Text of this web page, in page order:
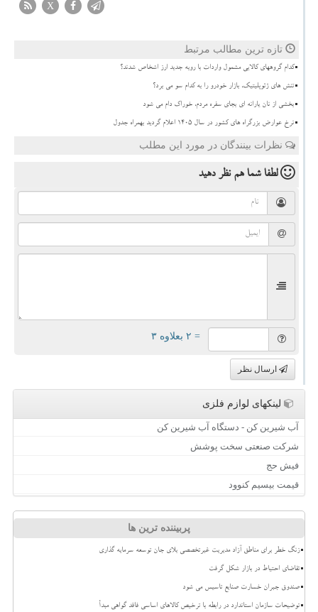
X
تازه ترین مطالب مرتبط
کدام گروههای کالایی مشمول واردات با رویه جدید ارز اشخاص شدند؟
تنش های ژئوپلیتیک، بازار خودرو را به کدام سو می برد؟
بخشی از نان یارانه ای بجای سفره مردم، خوراک دام می شود
نرخ عوارض بزرگراه های کشور در سال ۱۴۰۵ اعلام گردید بهمراه جدول
نظرات بینندگان در مورد این مطلب
لطفا شما همنظر دهید
= ۲ بعلاوه ۳
ارسال نظر
لینکهای لوازم فلزی
آب شیرین کن - دستگاه آب شیرین کن
شرکت صنعتی سخت پوشش
فیش حج
قیمت بیسیم کنوود
پربیننده ترین ها
زنگ خطر برای مناطق آزاد مدیریت غیرتخصصی بلای جان توسعه سرمایه گذاری
تقاضای احتیاط در بازار شکل گرفت
صندوق جبران خسارت صنایع تاسیس می شود
توضیحات سازمان استاندارد در رابطه با ترخیص کالاهای اساسی فاقد گواهی مبدأ